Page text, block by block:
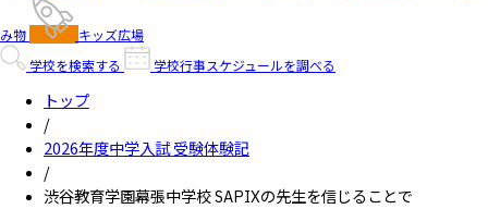
み物
キッズ広場
学校を検索する
学校行事スケジュールを調べる
トップ
/
2026年度中学入試 受験体験記
/
渋谷教育学園幕張中学校 SAPIXの先生を信じることで